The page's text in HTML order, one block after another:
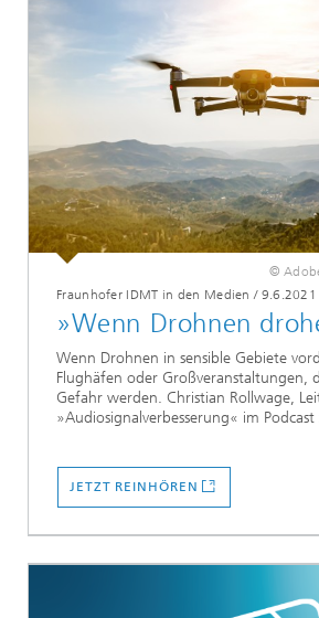
©
Fraunhofer IDMT in den Medien / 9.6.2021
»Wenn Drohnen
Wenn Drohnen in sensible Gebiete
Flughäfen oder Großveranstaltungen,
Gefahr werden. Christian Rollwage,
»Audiosignalverbesserung« im Podcast
JETZT REINHÖREN